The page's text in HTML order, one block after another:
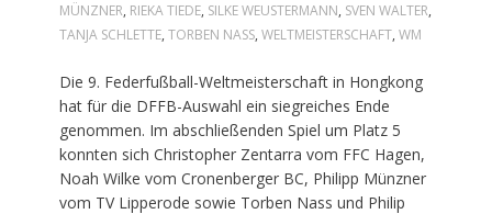
MÜNZNER, RIEKA TIEDE, SILKE WEUSTERMANN, SVEN WALTER,
TANJA SCHLETTE, TORBEN NASS, WELTMEISTERSCHAFT, WM
Die 9. Federfußball-Weltmeisterschaft in Hongkong
hat für die DFFB-Auswahl ein siegreiches Ende
genommen. Im abschließenden Spiel um Platz 5
konnten sich Christopher Zentarra vom FFC Hagen,
Noah Wilke vom Cronenberger BC, Philipp Münzner
vom TV Lipperode sowie Torben Nass und Philip